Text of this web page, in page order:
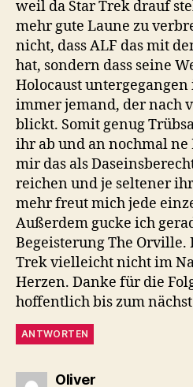
weil da Star Trek drauf
mehr gute Laune zu
nicht, dass ALF das mit
hat, sondern dass seine
Holocaust
immer jemand, der nach
blickt. Somit genug
ihr ab und an nochmal ne
mir das als
reichen und je seltener
mehr freut mich jede
Außerdem gucke ich
Begeisterung The Orville.
Trek vielleicht nicht im
Herzen. Danke für die
hoffentlich bis zum
ANTWORTEN
Oliversagt: